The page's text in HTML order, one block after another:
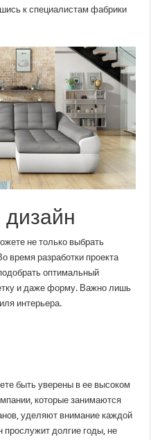
к специалистам фабрики
не только выбрать
время разработки проекта
оптимальный
и даже форму. Важно лишь
интерьера.
быть уверены в ее высоком
которые занимаются
уделяют внимание каждой
прослужит долгие годы, не